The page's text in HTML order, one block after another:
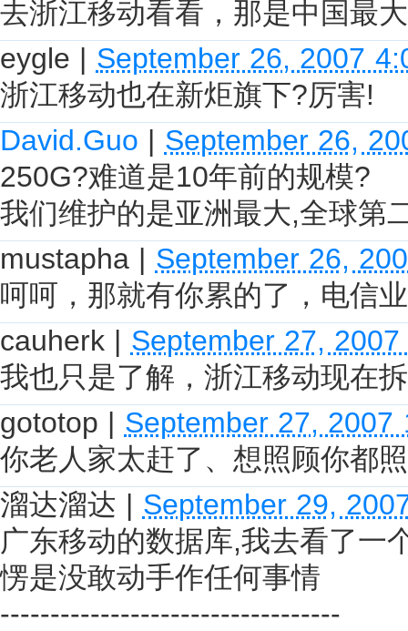
去浙江移动看看，那是中国最
eygle | September 26, 2007
浙江移动也在新炬旗下?厉害!
David.Guo | September 26,
250G?难道是10年前的规模?
我们维护的是亚洲最大,全球第
mustapha | September 26,
呵呵，那就有你累的了，电信
cauherk | September 27,
我也只是了解，浙江移动现在
gototop | September 27, 2007
你老人家太赶了、想照顾你都
溜达溜达 | September 29,
广东移动的数据库,我去看了一
愣是没敢动手作任何事情
----------------------------------